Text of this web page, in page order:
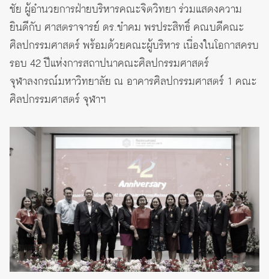
ชัย ผู้อำนวยการฝ่ายบริหารคณะจิตวิทยา ร่วมแสดงความ
ยินดีกับ ศาสตราจารย์ ดร.ขำคม พรประสิทธิ์ คณบดีคณะ
ศิลปกรรมศาสตร์ พร้อมด้วยคณะผู้บริหาร เนื่องในโอกาสครบ
รอบ 42 ปีแห่งการสถาปนาคณะศิลปกรรมศาสตร์
จุฬาลงกรณ์มหาวิทยาลัย ณ อาคารศิลปกรรมศาสตร์ 1 คณะ
ศิลปกรรมศาสตร์ จุฬาฯ